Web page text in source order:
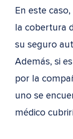
En este
la cobertura
su seguro
Además, si
por la
uno se
médico